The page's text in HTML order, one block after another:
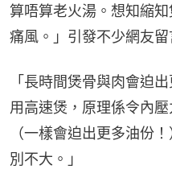
算唔算老火湯。想知縮
痛風。」引發不少網友留
「長時間煲骨與肉會迫
用高速煲，原理係令內
（一樣會迫出更多油份
別不大。」